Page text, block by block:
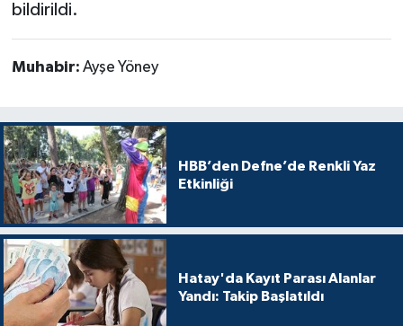
bildirildi.
Muhabir: Ayşe Yöney
HBB’den Defne’de Renkli Yaz
Etkinliği
Hatay'da Kayıt Parası Alanlar
Yandı: Takip Başlatıldı